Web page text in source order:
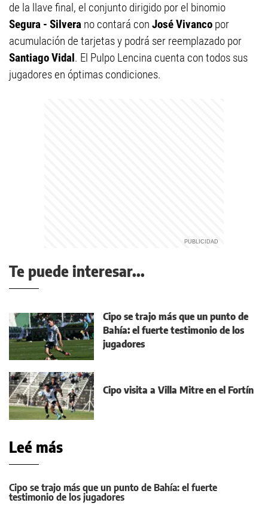
de la llave final, el conjunto dirigido por el binomio
Segura - Silvera no contará con José Vivanco por
acumulación de tarjetas y podrá ser reemplazado por
Santiago Vidal. El Pulpo Lencina cuenta con todos sus
jugadores en óptimas condiciones.
Te puede interesar...
Cipo se trajo más que un punto de
Bahía: el fuerte testimonio de los
jugadores
Cipo visita a Villa Mitre en el Fortín
Leé más
Cipo se trajo más que un punto de Bahía: el fuerte
testimonio de los jugadores